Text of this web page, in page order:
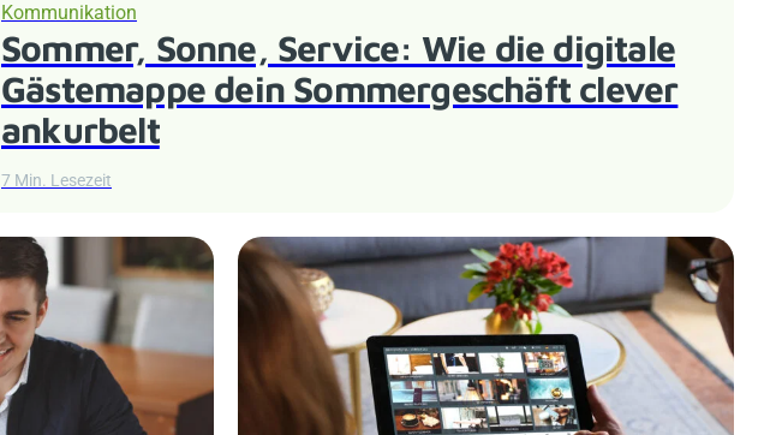
Kommunikation
Sommer, Sonne, Service: Wie die digitale
Gästemappe dein Sommergeschäft clever
ankurbelt
7 Min. Lesezeit